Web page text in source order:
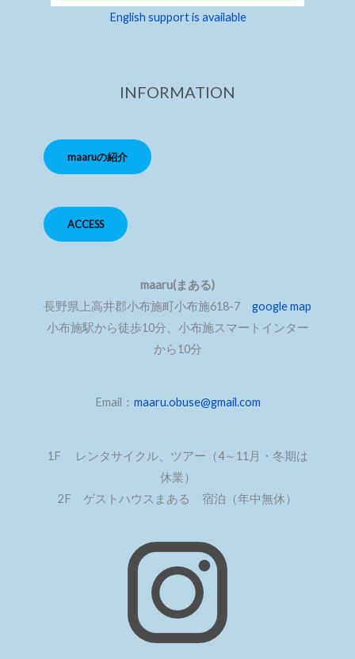
English support is available
INFORMATION
maaruの紹介
ACCESS
maaru(まある)
長野県上高井郡小布施町小布施618-7 google map
小布施駅から徒歩10分、小布施スマートインター
から10分
Email： maaru.obuse@gmail.com
1F レンタサイクル、ツアー（4～11月・冬期は
休業）
2F ゲストハウスまある 宿泊（年中無休）